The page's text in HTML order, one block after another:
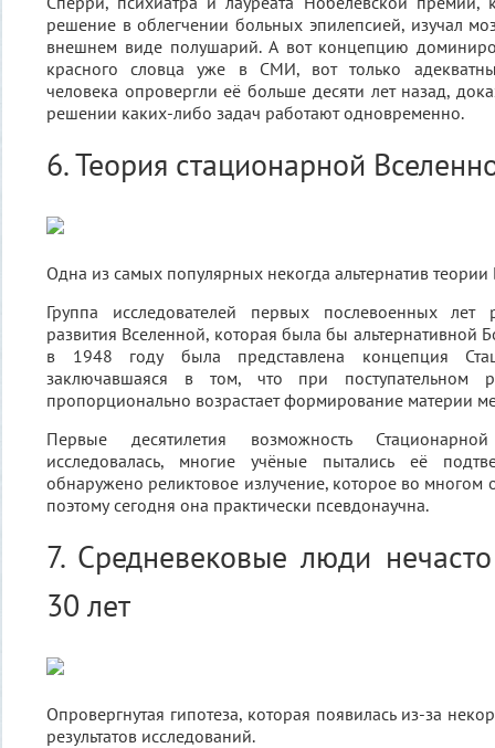
решение в облегчении больных эпилепсией, изучал
внешнем виде полушарий. А вот концепцию
красного словца уже в СМИ, вот только
человека опровергли её больше десяти лет назад,
решении каких-либо задач работают одновременно.
6. Теория стационарной
Одна из самых популярных некогда альтернатив
Группа исследователей первых послевоенных лет
развития Вселенной, которая была бы альтернативной
в 1948 году была представлена концепция
заключавшаяся в том, что при поступательном
пропорционально возрастает формирование материи
Первые десятилетия возможность
исследовалась, многие учёные пытались её
обнаружено реликтовое излучение, которое во многом
поэтому сегодня она практически псевдонаучна.
7. Средневековые люди
30 лет
Опровергнутая гипотеза, которая появилась из-за
результатов исследований.